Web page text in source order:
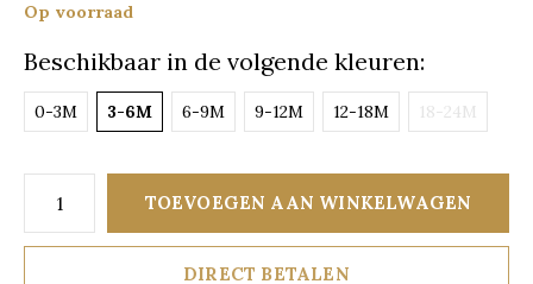
Op voorraad
Beschikbaar in de volgende kleuren:
0-3M 3-6M 6-9M 9-12M 12-18M 18-24M
TOEVOEGEN AAN WINKELWAGEN
DIRECT BETALEN